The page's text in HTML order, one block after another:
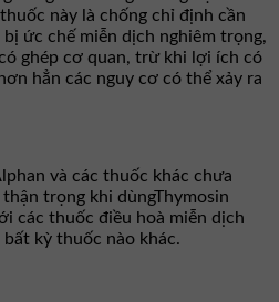
này là chống chỉ định cần
ức chế miễn dịch nghiêm trọng,
ghép cơ quan, trừ khi lợi ích có
hẳn các nguy cơ có thể xảy ra
và các thuốc khác chưa
trọng khi dùngThymosin
các thuốc điều hoà miễn dịch
kỳ thuốc nào khác.